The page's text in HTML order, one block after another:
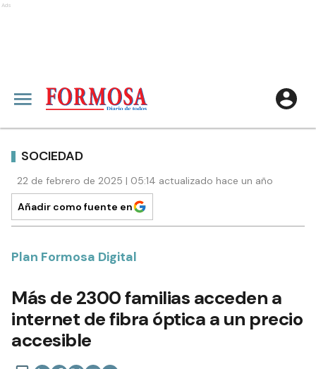
Ads
SOCIEDAD
22 de febrero de 2025 | 05:14 actualizado hace un año
Añadir como fuente en
Plan Formosa Digital
Más de 2300 familias acceden a
internet de fibra óptica a un precio
accesible